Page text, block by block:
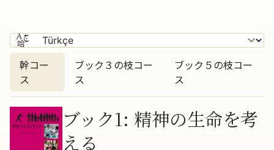
幹コー
ス
ブック３の枝コー
ス
ブック５の枝コー
ス
幹コース
ブック1: 精神の生命を考
える